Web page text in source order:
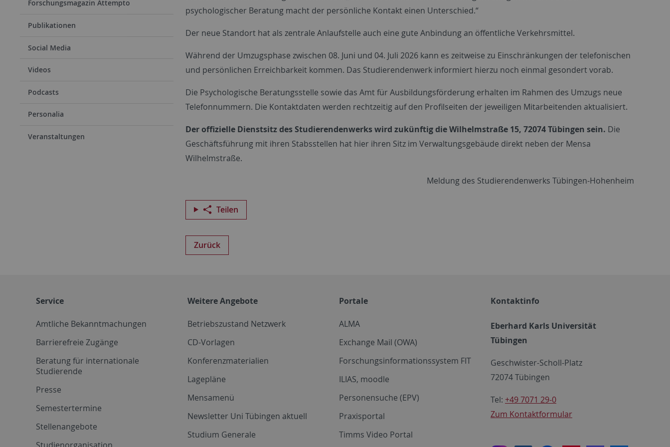
Forschungsmagazin Attempto
Publikationen
Social Media
Videos
Podcasts
Personalia
Veranstaltungen
psychologischer Beratung macht der persönliche Kontakt einen Unterschied.“
Der neue Standort hat als zentrale Anlaufstelle auch eine gute Anbindung an öffentliche Verkehrsmittel.
Während der Umzugsphase zwischen 08. Juni und 04. Juli 2026 kann es zeitweise zu Einschränkungen der telefonischen
und persönlichen Erreichbarkeit kommen. Das Studierendenwerk informiert hierzu noch einmal gesondert vorab.
Die Psychologische Beratungsstelle sowie das Amt für Ausbildungsförderung erhalten im Rahmen des Umzugs neue
Telefonnummern. Die Kontaktdaten werden rechtzeitig auf den Profilseiten der jeweiligen Mitarbeitenden aktualisiert.
Der offizielle Dienstsitz des Studierendenwerks wird zukünftig die Wilhelmstraße 15, 72074 Tübingen sein. Die
Geschäftsführung mit ihren Stabsstellen hat hier ihren Sitz im Verwaltungsgebäude direkt neben der Mensa
Wilhelmstraße.
Meldung des Studierendenwerks Tübingen-Hohenheim
Teilen
Zurück
Service
Amtliche Bekanntmachungen
Barrierefreie Zugänge
Beratung für internationale
Studierende
Presse
Semestertermine
Stellenangebote
Studienorganisation
Weitere Angebote
Betriebszustand Netzwerk
CD-Vorlagen
Konferenzmaterialien
Lagepläne
Mensamenü
Newsletter Uni Tübingen aktuell
Studium Generale
Portale
ALMA
Exchange Mail (OWA)
Forschungsinformationssystem FIT
ILIAS, moodle
Personensuche (EPV)
Praxisportal
Timms Video Portal
Kontaktinfo
Eberhard Karls Universität
Tübingen
Geschwister-Scholl-Platz
72074 Tübingen
Tel: +49 7071 29-0
Zum Kontaktformular